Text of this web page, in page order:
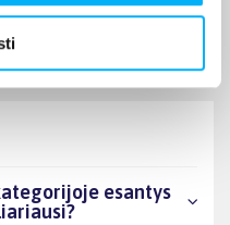
esantys